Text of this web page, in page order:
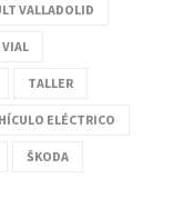
VALLADOLID
VIAL
TALLER
ELÉCTRICO
ŠKODA